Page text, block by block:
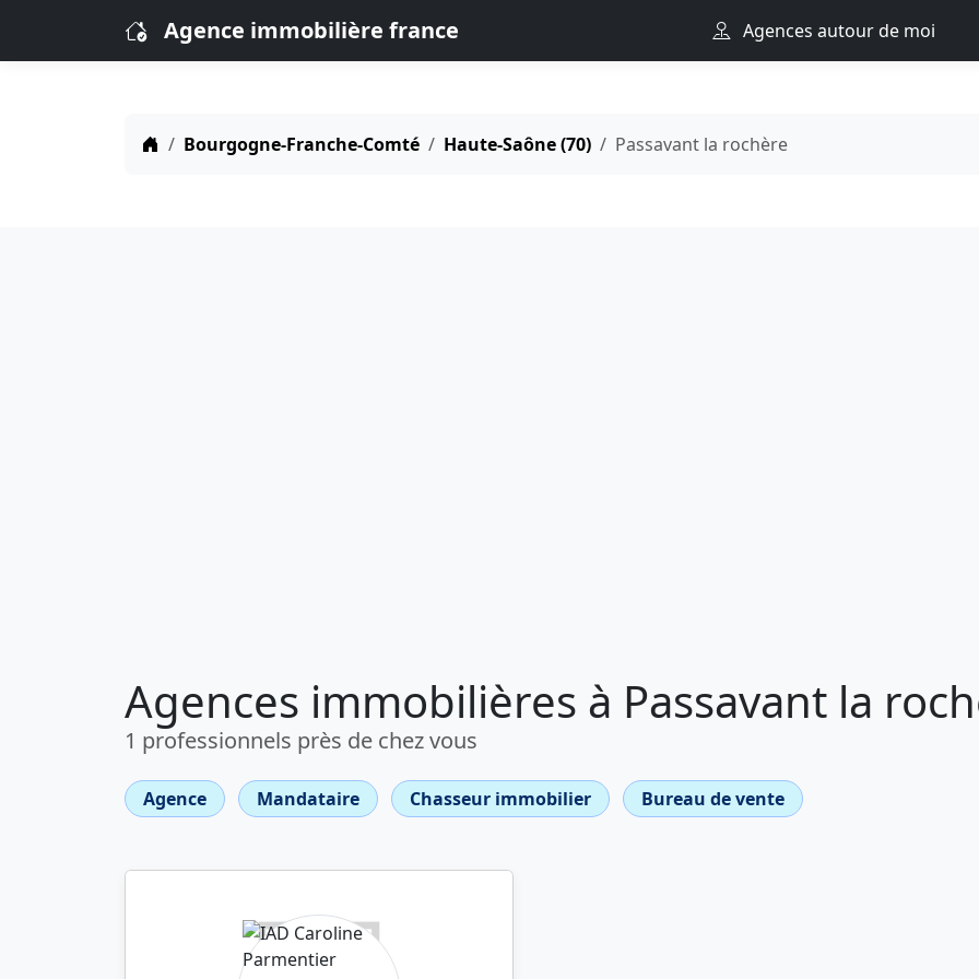
Agence immobilière france Agences autour de moi
Bourgogne-Franche-Comté Haute-Saône (70) Passavant la rochère
Agences immobilières à Passavant la
1 professionnels près de chez vous
Agence Mandataire Chasseur immobilier Bureau de vente